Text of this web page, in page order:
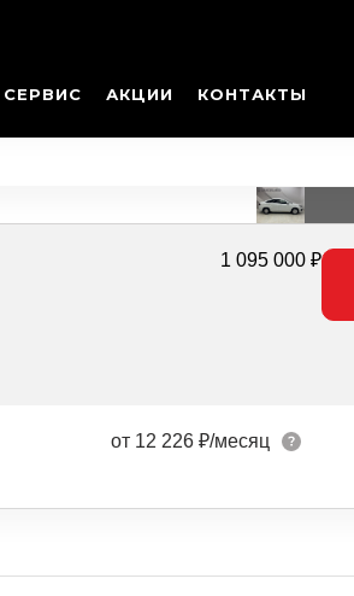
СЕРВИС АКЦИИ КОНТАКТЫ
1 095 000 ₽
от 12 226 ₽/месяц